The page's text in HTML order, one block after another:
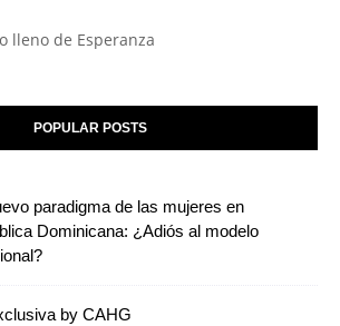
lleno de Esperanza
POPULAR POSTS
paradigma de las mujeres en
Dominicana: ¿Adiós al modelo
by CAHG